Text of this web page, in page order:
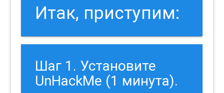
Итак, приступим:
Шаг 1. Установите
UnHackMe (1 минута).